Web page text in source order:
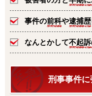
事件の前科や逮捕歴
なんとかして不起
刑事事件